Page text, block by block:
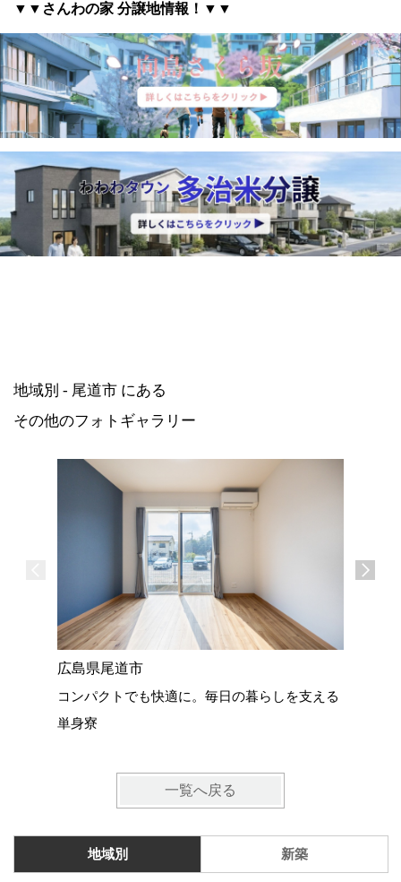
▼▼さんわの家 分譲地情報 ！▼▼
地域別 - 尾道市 にある
その他のフォトギャラリー
広島県尾道市
コンパクトでも快適に。毎日の暮らしを支える
単身寮
一覧へ戻る
地域別 新築